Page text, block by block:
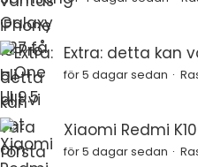
Extra: detta kan
för 5 dagar sedan
Xiaomi Redmi
för 5 dagar sedan